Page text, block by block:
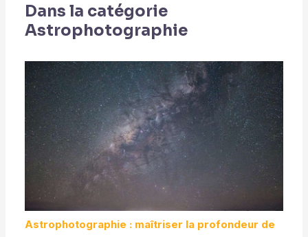
Dans la catégorie
Astrophotographie
Astrophotographie : maîtriser la profondeur de